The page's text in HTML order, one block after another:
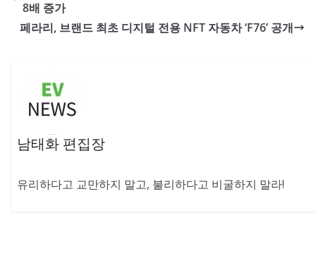
8배 증가
페라리, 브랜드 최초 디지털 전용 NFT 자동차 ‘F76’ 공개
남태화 편집장
유리하다고 교만하지 말고, 불리하다고 비굴하지 말라!